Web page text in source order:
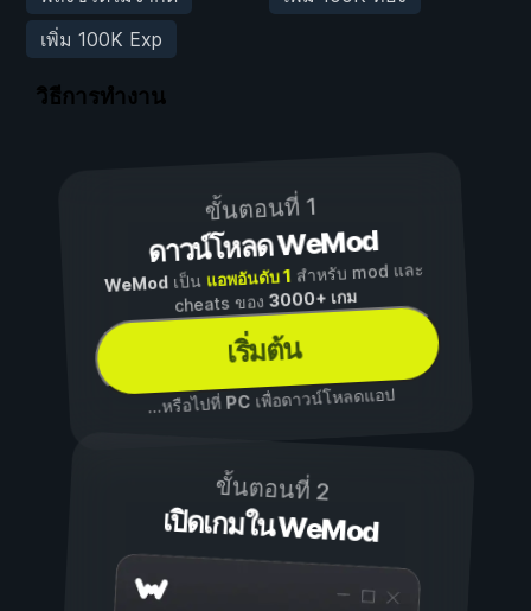
เพิ่ม 100K Exp
วิธีการทำงาน
ขั้นตอนที่ 1
ดาวน์โหลด WeMod
WeModเป็น แอพอันดับ 1 สำหรับ mod และ
cheats ของ3000+ เกม
เริ่มต้น
...หรือไปที่ PCเพื่อดาวน์โหลดแอป
ขั้นตอนที่ 2
เปิดเกมใน WeMod